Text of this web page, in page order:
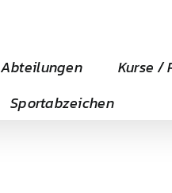
Abteilungen Kurse /
Sportabzeichen